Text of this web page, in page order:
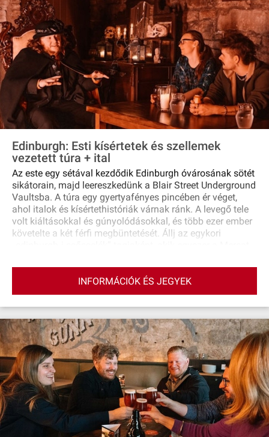
of Pitlochry before returning to Edinburgh with
spectacular views of the Forth Bridge to round off the
tour.
Edinburgh: Esti kísértetek és szellemek
vezetett túra + ital
Az este egy sétával kezdődik Edinburgh óvárosának sötét
sikátorain, majd leereszkedünk a Blair Street Underground
Vaultsba. A túra egy gyertyafényes pincében ér véget,
ahol italok és kísértethistóriák várnak ránk. A levegő tele
volt kiáltásokkal és gúnyolódásokkal, és több ezer ember
követelte a két férfi megbüntetését. Állj az egykori
boszorkányságról, kínzásokról és szellemekről szóló
történeteket, miközben a középkori sikátorokban és a
Blair Street Underground Vaults alagsorában halad. Egy
köpenyes idegenvezető vezeti végig a sötét barlangokon,
és megosztja Önnel a valódi, borzalmas történeteket.
Esténként gyűljenek össze Megget pincéjében egy
whiskyre, helyi sörre vagy üdítőre.
INFORMÁCIÓK ÉS JEGYEK